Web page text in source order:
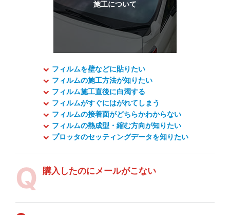
フィルムを壁などに貼りたい
フィルムの施工方法が知りたい
フィルム施工直後に白濁する
フィルムがすぐにはがれてしまう
フィルムの接着面がどちらかわからない
フィルムの熱成型・縮む方向が知りたい
プロッタのセッティングデータを知りたい
購入したのにメールがこない